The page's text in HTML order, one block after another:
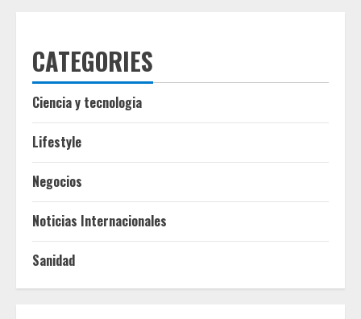
CATEGORIES
Ciencia y tecnologia
Lifestyle
Negocios
Noticias Internacionales
Sanidad